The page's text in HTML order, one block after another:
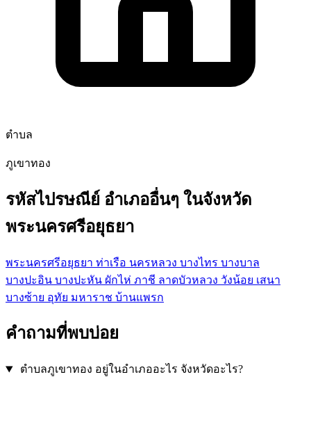
ตำบล
ภูเขาทอง
รหัสไปรษณีย์ อำเภออื่นๆ ในจังหวัด
พระนครศรีอยุธยา
พระนครศรีอยุธยา ท่าเรือ นครหลวง บางไทร บางบาล
บางปะอิน บางปะหัน ผักไห่ ภาชี ลาดบัวหลวง วังน้อย เสนา
บางซ้าย อุทัย มหาราช บ้านแพรก
คำถามที่พบบ่อย
ตำบลภูเขาทอง อยู่ในอำเภออะไร จังหวัดอะไร?